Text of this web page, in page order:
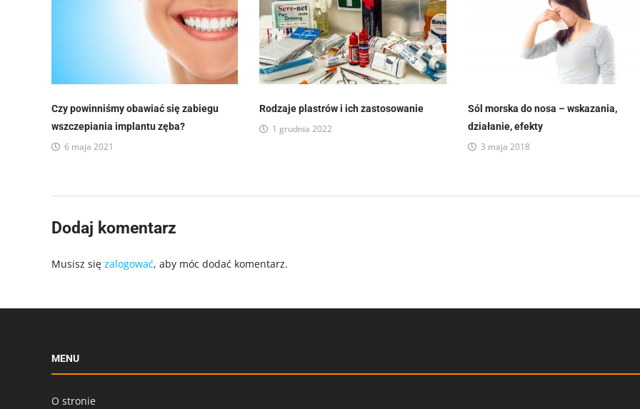
Czy powinniśmy obawiać się zabiegu
wszczepiania implantu zęba?
6 maja 2021
Rodzaje plastrów i ich zastosowanie
1 grudnia 2022
Sól morska do nosa – wskazania,
działanie, efekty
3 maja 2018
Dodaj komentarz
Musisz się zalogować, aby móc dodać komentarz.
MENU
O stronie